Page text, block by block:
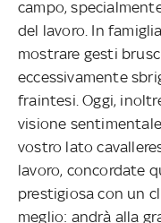
campo,
del lavoro. In
mostrare gesti
eccessivamente
fraintesi. Oggi,
visione
vostro lato
lavoro, concordate
prestigiosa con un
meglio: andrà alla